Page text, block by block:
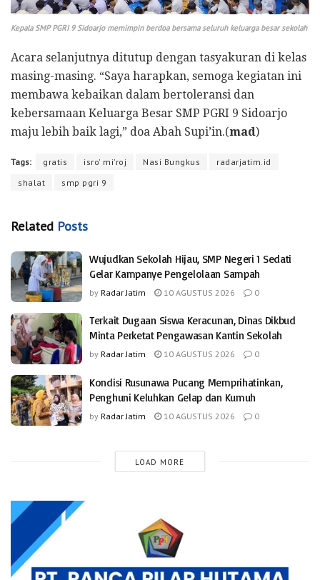
Kepala SMP PGRI 9 Sidoarjo memimpin berdoa bersama seluruh keluarga besar sekolah
Acara selanjutnya ditutup dengan tasyakuran di kelas
masing-masing. “Saya harapkan, semoga kegiatan ini
membawa kebaikan dalam bertoleransi dan
kebersamaan Keluarga Besar SMP PGRI 9 Sidoarjo
maju lebih baik lagi,” doa Abah Supi’in.(mad)
Tags: gratis isro' mi'roj Nasi Bungkus
radarjatim.id
shalat
smp pgri 9
Related Posts
Wujudkan Sekolah Hijau, SMP Negeri 1 Sedati
Gelar Kampanye Pengelolaan Sampah
by Radar Jatim 10 AGUSTUS 2026 0
Terkait Dugaan Siswa Keracunan, Dinas Dikbud
Minta Perketat Pengawasan Kantin Sekolah
by Radar Jatim 10 AGUSTUS 2026 0
Kondisi Rusunawa Pucang Memprihatinkan,
Penghuni Keluhkan Gelap dan Kumuh
by Radar Jatim 10 AGUSTUS 2026 0
LOAD MORE